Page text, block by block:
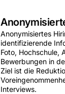
Anonymisiertes
identifizierende
Foto, Hochschule,
Bewerbungen in
Ziel ist die
Interviews.